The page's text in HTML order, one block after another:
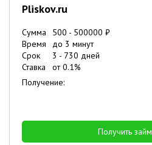
Pliskov.ru
Сумма 500 - 500000 ₽
Время
до 3 минут
Срок
3 - 730 дней
Ставка
от0.1%
Получение:
Получить займ